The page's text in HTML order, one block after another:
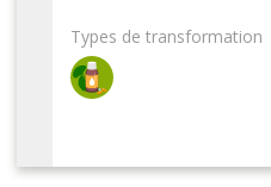
Types de transformation